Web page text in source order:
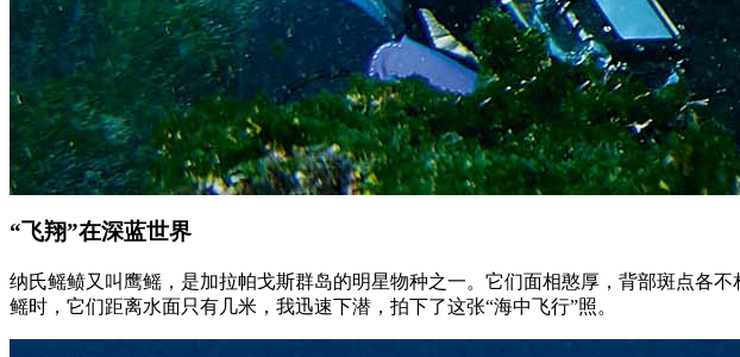
“飞翔”在深蓝世界
纳氏鳐鲼又叫鹰鳐，是加拉帕戈斯群岛的明星物种之一。它们面相憨厚，背部斑点各
鳐时，它们距离水面只有几米，我迅速下潜，拍下了这张“海中飞行”照。